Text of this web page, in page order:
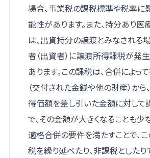
場合、事業税の課税標準や税率に
能性があります。また、持分あり
は、出資持分の譲渡とみなされる
者（出資者）に譲渡所得課税が発
あります。この課税は、合併によっ
（交付された金銭や他の財産）か
得価額を差し引いた金額に対して
で、その金額が大きくなることも少
適格合併の要件を満たすことで、
税を繰り延べたり、非課税とした